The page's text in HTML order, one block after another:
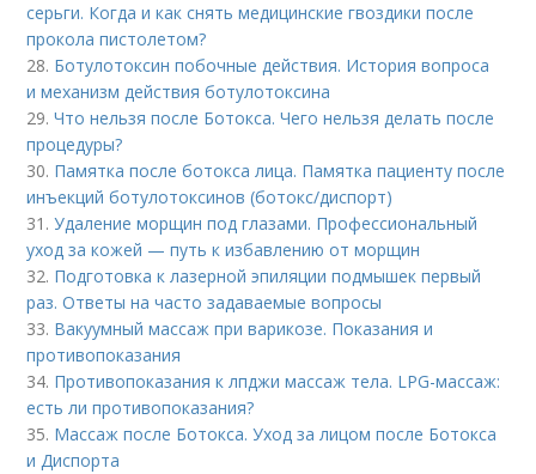
серьги. Когда и как снять медицинские гвоздики после
прокола пистолетом?
28. Ботулотоксин побочные действия. История вопроса
и механизм действия ботулотоксина
29.Что нельзя после Ботокса. Чего нельзя делать после
процедуры?
30. Памятка после ботокса лица. Памятка пациенту после
инъекций ботулотоксинов (ботокс/диспорт)
31.Удаление морщин под глазами. Профессиональный
уход за кожей — путь к избавлению от морщин
32. Подготовка к лазерной эпиляции подмышек первый
раз. Ответы на часто задаваемые вопросы
33. Вакуумный массаж при варикозе. Показания и
противопоказания
34. Противопоказания к лпджи массаж тела. LPG-массаж:
есть ли противопоказания?
35. Массаж после Ботокса. Уход за лицом после Ботокса
и Диспорта